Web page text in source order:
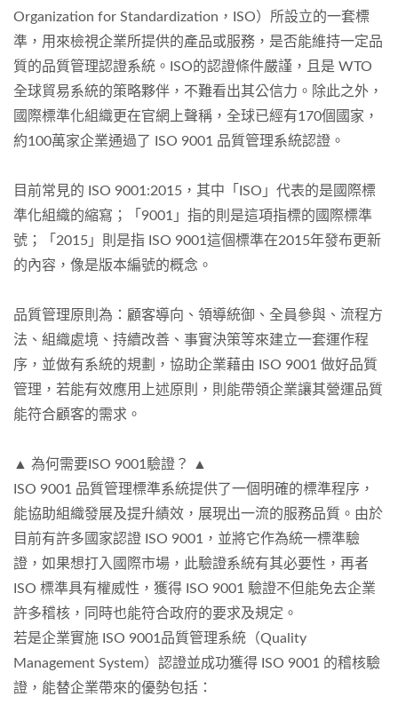
Organization for Standardization，ISO）所設立的一套標
準，用來檢視企業所提供的產品或服務，是否能維持一定品
質的品質管理認證系統。ISO的認證條件嚴謹，且是 WTO
全球貿易系統的策略夥伴，不難看出其公信力。除此之外，
國際標準化組織更在官網上聲稱，全球已經有170個國家，
約100萬家企業通過了 ISO 9001 品質管理系統認證。
目前常見的 ISO 9001:2015，其中「ISO」代表的是國際標
準化組織的縮寫；「9001」指的則是這項指標的國際標準
號；「2015」則是指 ISO 9001這個標準在2015年發布更新
的內容，像是版本編號的概念。
品質管理原則為：顧客導向、領導統御、全員參與、流程方
法、組織處境、持續改善、事實決策等來建立一套運作程
序，並做有系統的規劃，協助企業藉由 ISO 9001 做好品質
管理，若能有效應用上述原則，則能帶領企業讓其營運品質
能符合顧客的需求。
▲ 為何需要ISO 9001驗證？ ▲
ISO 9001 品質管理標準系統提供了一個明確的標準程序，
能協助組織發展及提升績效，展現出一流的服務品質。由於
目前有許多國家認證 ISO 9001，並將它作為統一標準驗
證，如果想打入國際市場，此驗證系統有其必要性，再者
ISO 標準具有權威性，獲得 ISO 9001 驗證不但能免去企業
許多稽核，同時也能符合政府的要求及規定。
若是企業實施 ISO 9001品質管理系統（Quality
Management System）認證並成功獲得 ISO 9001 的稽核驗
證，能替企業帶來的優勢包括：